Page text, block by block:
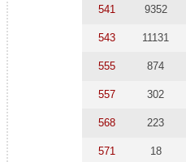
541 9352
543 11131
555 874
557 302
568 223
571 18